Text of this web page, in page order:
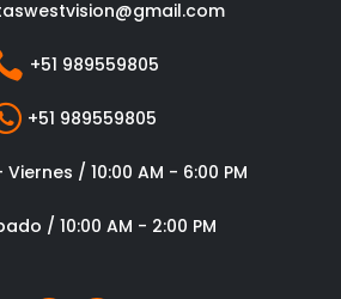
+51 989559805
+51 989559805
Viernes / 10:00 AM - 6:00 PM
/ 10:00 AM - 2:00 PM